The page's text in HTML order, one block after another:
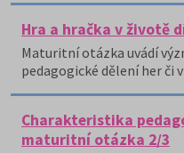
Hra a hračka v životě
Maturitní otázka uvádí
pedagogické dělení her
Charakteristika
maturitní otázka 2/3